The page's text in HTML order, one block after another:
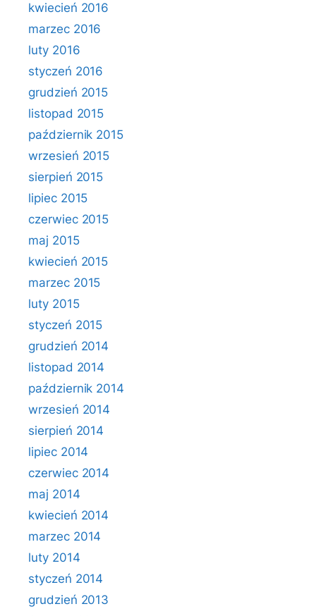
kwiecień 2016
marzec 2016
luty 2016
styczeń 2016
grudzień 2015
listopad 2015
październik 2015
wrzesień 2015
sierpień 2015
lipiec 2015
czerwiec 2015
maj 2015
kwiecień 2015
marzec 2015
luty 2015
styczeń 2015
grudzień 2014
listopad 2014
październik 2014
wrzesień 2014
sierpień 2014
lipiec 2014
czerwiec 2014
maj 2014
kwiecień 2014
marzec 2014
luty 2014
styczeń 2014
grudzień 2013